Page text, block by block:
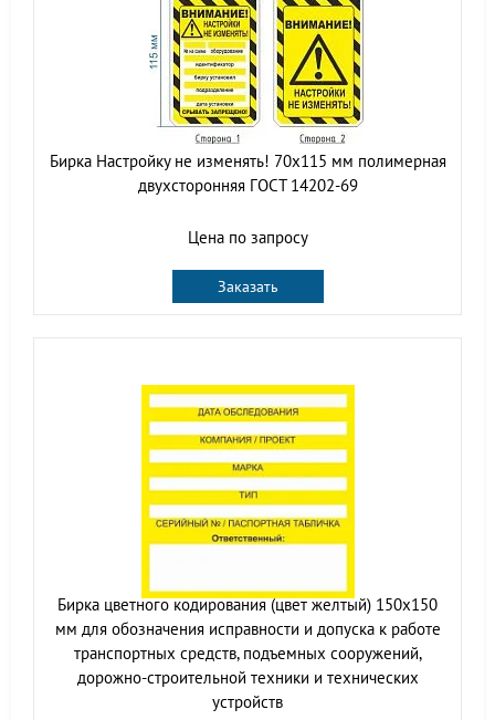
Бирка Настройку не изменять! 70х115 мм полимерная
двухсторонняя ГОСТ 14202-69
Цена по запросу
Заказать
Бирка цветного кодирования (цвет желтый) 150х150
мм для обозначения исправности и допуска к работе
транспортных средств, подъемных сооружений,
дорожно-строительной техники и технических
устройств